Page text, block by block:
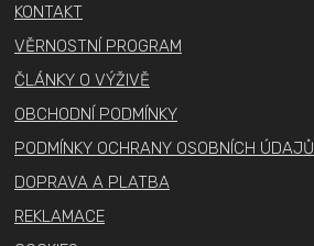
KONTAKT
VĚRNOSTNÍ PROGRAM
ČLÁNKY O VÝŽIVĚ
OBCHODNÍ PODMÍNKY
PODMÍNKY OCHRANY OSOBNÍCH ÚDAJŮ
DOPRAVA A PLATBA
REKLAMACE